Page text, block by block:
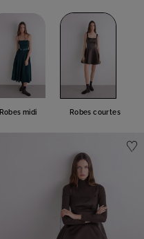
Robes midi Robes courtes